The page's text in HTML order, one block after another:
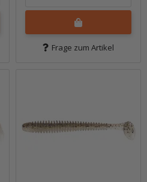
Frage zum Artikel